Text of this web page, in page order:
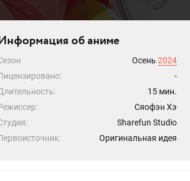
об аниме
Осень 2024
-
15 мин.
Сяофэн Хэ
Sharefun Studio
Оригинальная идея